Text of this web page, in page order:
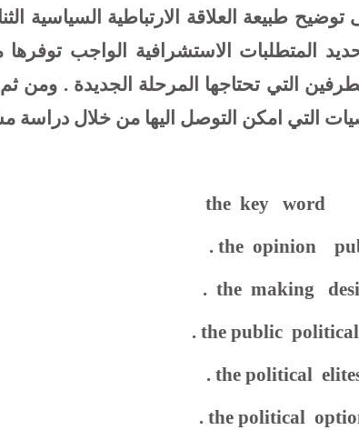
توضيح طبيعة العلاقة الارتباطية السياسية
المتطلبات الاستشرافية الواجب
الطرفين التي تحتاجها المرحلة الجديدة . ومن
التي امكن التوصل اليها من خلال دراسة
the key
word
the opinion
.
the making
.
the public political
.
the political
.
the political
.